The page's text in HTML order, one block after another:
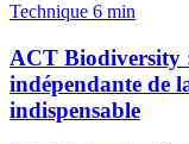
Technique 6 min
ACT Biodiversity
indépendante de
indispensable